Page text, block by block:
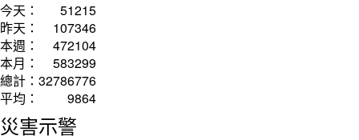
今天：
51215
昨天：
107346
本週：
472104
本月：
583299
總計： 32786776
平均：
9864
災害示警